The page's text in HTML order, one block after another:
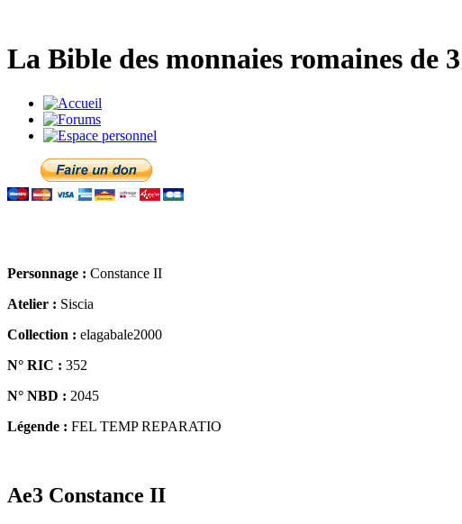
La Bible des monnaies romaines de
Personnage : Constance II
Atelier : Siscia
Collection : elagabale2000
N° RIC : 352
N° NBD : 2045
Légende : FEL TEMP REPARATIO
Ae3 Constance II